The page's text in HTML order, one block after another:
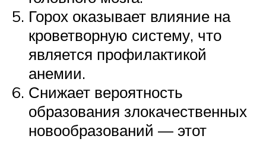
Горох оказывает влияние на
кроветворную систему, что
является профилактикой
анемии.
Снижает вероятность
образования злокачественных
новообразований — этот